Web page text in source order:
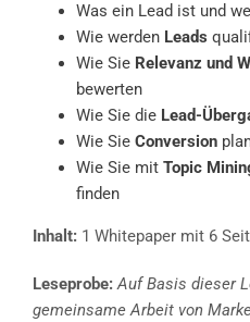
Was ein Lead ist und
Wie werden Leads
Wie Sie Relevanz und
bewerten
Wie Sie die Lead-
Wie Sie Conversion
Wie Sie mit Topic
finden
Inhalt: 1 Whitepaper mit 6
Leseprobe:Auf Basis dieser
gemeinsame Arbeit von